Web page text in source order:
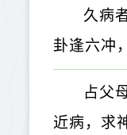
久病
卦逢六冲
占父
近病，求